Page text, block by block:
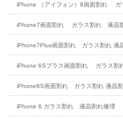
iPhone （アイフォン）8画面割れ ガ
iPhone7画面割れ ガラス割れ 液晶
iPhone7Plus画面割れ ガラス割れ 液
iPhone 6Sプラス画面割れ ガラス割
iPhone6S画面割れ ガラス割れ 液晶
iPhone 6 ガラス割れ 液晶割れ修理